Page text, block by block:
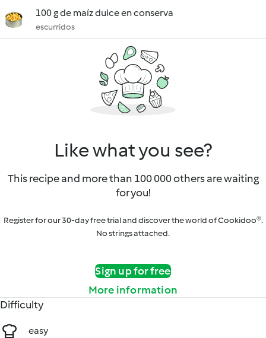
100 g de maíz dulce en conserva
escurridos
Like what you see?
This recipe and more than 100 000 others are waiting
for you!
Register for our 30-day free trial and discover the world of Cookidoo®.
No strings attached.
Sign up for free
More information
Difficulty
easy